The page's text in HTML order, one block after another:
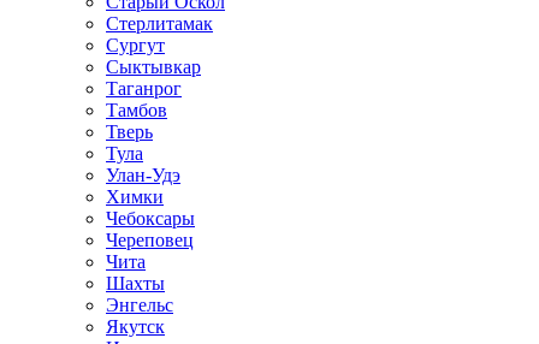
Стерлитамак
Сургут
Сыктывкар
Таганрог
Тамбов
Тверь
Тула
Улан-Удэ
Химки
Чебоксары
Череповец
Чита
Шахты
Энгельс
Якутск